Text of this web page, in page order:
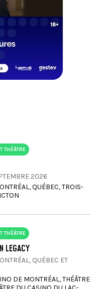
THÉÂTRE
2026
QUÉBEC, TROIS-
THÉÂTRE
LEGACY
QUÉBEC ET
DE MONTRÉAL, THÉÂTRE